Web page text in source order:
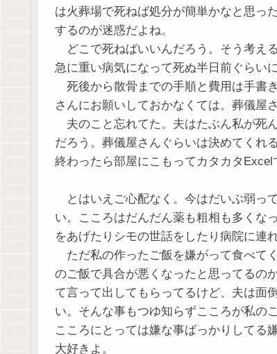
は火葬場で死ねば処分が簡単かなと思っ
するのが迷惑だよね。
どこで死ねばいいんだろう。そう考え
急に重い病気になって死ぬ半日前ぐらい
死後から散骨までの手順と費用は手書
さんにお願いしておかなくては。葬儀屋
夫のこと忘れてた。夫はたぶん私が死
だろう。葬儀屋さんぐらいは決めてくれ
終わったら部屋にこもってカタカタ
とはいえご心配なく。今はだいぶ弱っ
い。こころはだんだん薬も粗相も多くな
をあげたりシモの世話をしたり病院に連
ただ私の作ったご飯を嫌がって食べて
のご飯で具合が悪くなったと思ってるの
て言って出してもらってるけど、夫は面
い。そんな事もつゆ知らずこころが私の
こころにとっては嫌な事ばっかりしてる
大好きよ。